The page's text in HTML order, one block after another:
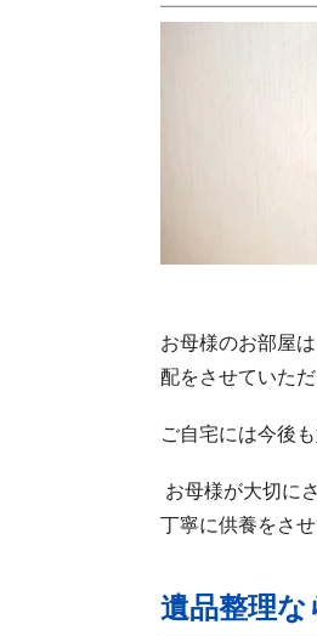
お母様のお部屋
配をさせていただ
ご自宅には今後
お母様が大切に
丁寧に供養をさ
遺品整理